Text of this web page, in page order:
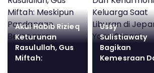
Akui Habib Rizieq
Keturunan
Rasulullah, Gus
Miftah:
Ussy
Sulistiawaty
Bagikan
Kemesraan